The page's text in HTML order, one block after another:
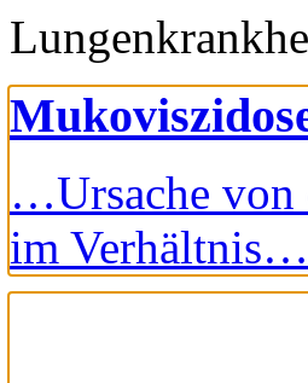
…Ursache
im Verhältnis…